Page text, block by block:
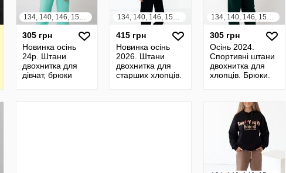
134, 140, 146, 152, 158, 164
305 грн
Новинка осінь
24р. Штани
двохнитка для
дівчат, брюки
134, 140, 146, 152, 158, 164
415 грн
Новинка осінь
2026. Штани
двохнитка для
старших хлопців.
134, 140, 146, 152, 158, 164
305 грн
Осінь 2024.
Спортивні штани
двохнитка для
хлопців. Брюки.